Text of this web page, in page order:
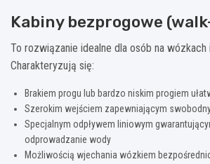
Kabiny bezprogowe
To rozwiązanie idealne dla osób na wózkach
Charakteryzują się:
Brakiem progu lub bardzo niskim progiem
Szerokim wejściem zapewniającym
Specjalnym odpływem liniowym
odprowadzanie wody
Możliwością wjechania wózkiem